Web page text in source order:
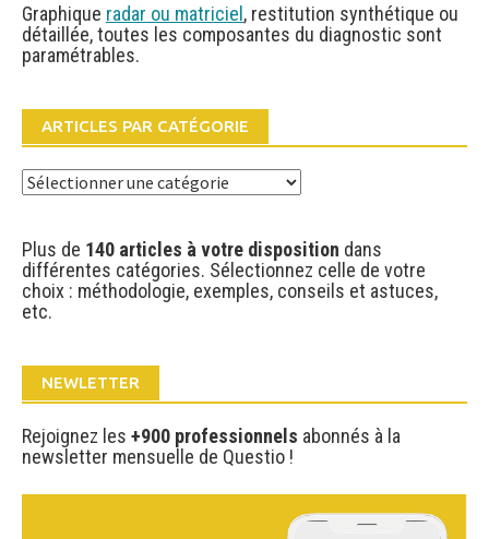
Graphique radar ou matriciel , restitution synthétique ou
détaillée, toutes les composantes du diagnostic sont
paramétrables.
ARTICLES PAR CATÉGORIE
Articles
Plus de 140 articles à votre disposition dans
différentes catégories. Sélectionnez celle de votre
choix : méthodologie, exemples, conseils et astuces,
etc.
NEWLETTER
Rejoignez les +900 professionnels abonnés à la
newsletter mensuelle de Questio !